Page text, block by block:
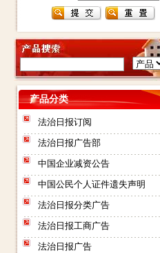
产品分类
法治日报订阅
法治日报广告部
中国企业减资公告
中国公民个人证件遗失声明
法治日报分类广告
法治日报工商广告
法治日报广告